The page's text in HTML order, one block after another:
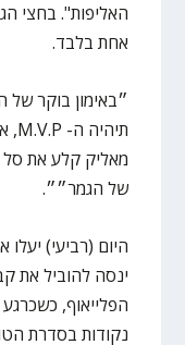
האליפות". בחצי
אחת בלבד.
״באימון בוקר של
מאליק קלע את סל
של הגמר״״.
היום (רביעי)
ינסה להוביל את